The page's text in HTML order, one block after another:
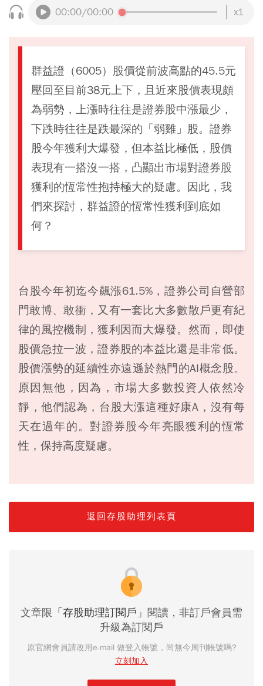
00:00/00:00 x1
群益證（6005）股價從前波高點的45.5元
壓回至目前38元上下，且近來股價表現頗
為弱勢，上漲時往往是證券股中漲最少，
下跌時往往是跌最深的「弱雞」股。證券
股今年獲利大爆發，但本益比極低，股價
表現有一搭沒一搭，凸顯出市場對證券股
獲利的恆常性抱持極大的疑慮。因此，我
們來探討，群益證的恆常性獲利到底如
何？
台股今年初迄今飆漲61.5%，證券公司自營部
門敢博、敢衝，又有一套比大多數散戶更有紀
律的風控機制，獲利因而大爆發。然而，即使
股價急拉一波，證券股的本益比還是非常低。
股價漲勢的延續性亦遠遜於熱門的AI概念股。
原因無他，因為，市場大多數投資人依然冷
靜，他們認為，台股大漲這種好康A，沒有每
天在過年的。對證券股今年亮眼獲利的恆常
性，保持高度疑慮。
返回存股助理列表頁
文章限 「存股助理訂閱戶」 閱讀，非訂戶會員需
升級為訂閱戶
原官網會員請改用e-mail 做登入帳號，尚無今周刊帳號嗎?
立刻加入